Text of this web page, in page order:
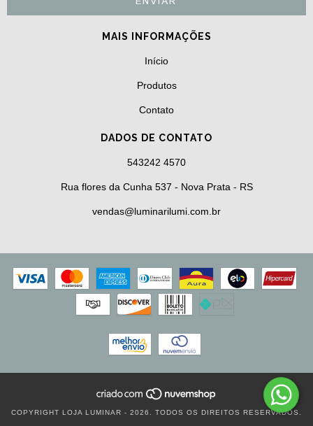
MAIS INFORMAÇÕES
Início
Produtos
Contato
DADOS DE CONTATO
543242 4570
Rua flores da Cunha 537 - Nova Prata - RS
vendas@luminarilumi.com.br
COPYRIGHT LOJA LUMINAR - 2026. TODOS OS DIREITOS RESERVADOS.